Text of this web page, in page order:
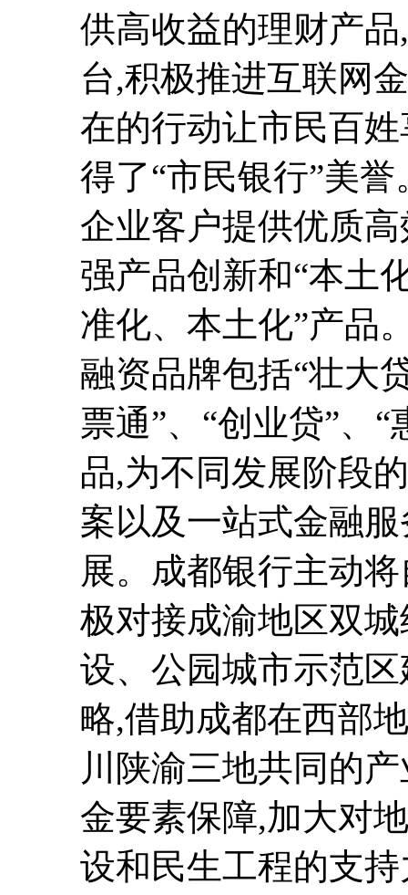
供高收益的理财产
台,积极推进互联网
在的行动让市民百
得了“市民银行”美
企业客户提供优质
强产品创新和“本土
准化、本土化”产品
融资品牌包括“壮大
票通”、“创业贷”、
品,为不同发展阶段
案以及一站式金融
展。成都银行主动
极对接成渝地区双
设、公园城市示范
略,借助成都在西部
川陕渝三地共同的
金要素保障,加大对
设和民生工程的支